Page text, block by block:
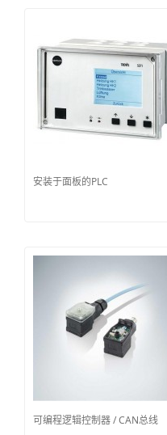
安装于面板的PLC
可编程逻辑控制器 / CAN总线